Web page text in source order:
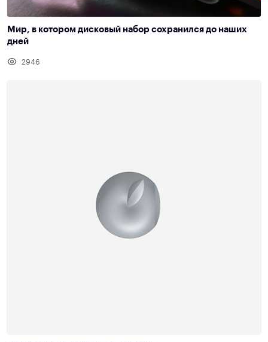
Мир, в котором дисковый набор сохранился до наших
дней
2946